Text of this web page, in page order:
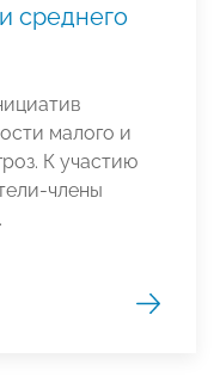
среднего
малого и
К участию
члены